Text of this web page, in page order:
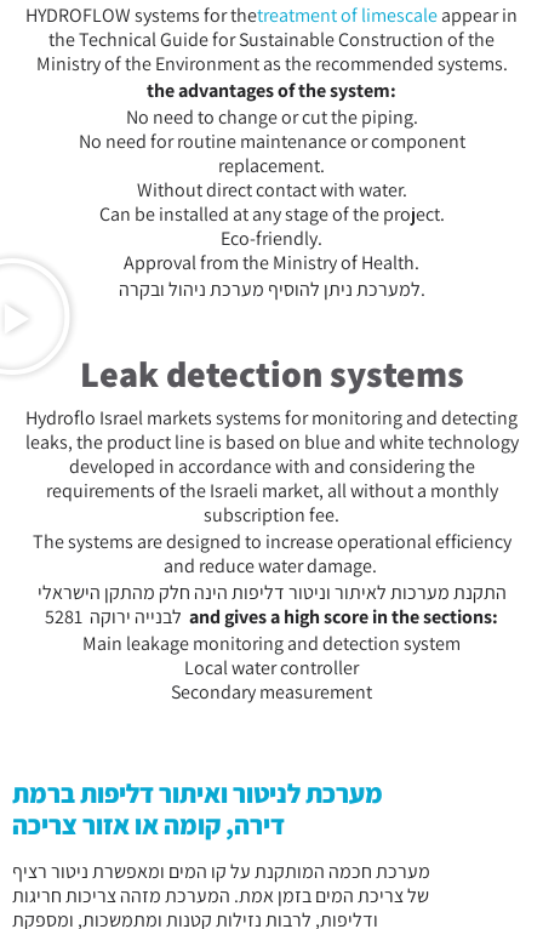
HYDROFLOW systems for thetreatment of limescaleappear in
the Technical Guide for Sustainable Construction of the
Ministry of the Environment as the recommended systems.
the advantages of the system:
No need to change or cut the piping.
No need for routine maintenance or component
replacement.
Without direct contact with water.
Can be installed at any stage of the project.
Eco-friendly.
Approval from the Ministry of Health.
למערכת ניתן להוסיף מערכת ניהול ובקרה.
Leak detection systems
Hydroflo Israel markets systems for monitoring and detecting
leaks, the product line is based on blue and white technology
developed in accordance with and considering the
requirements of the Israeli market, all without a monthly
subscription fee.
The systems are designed to increase operational efficiency
and reduce water damage.
התקנת מערכות לאיתור וניטור דליפות הינה חלק מהתקן הישראלי
לבנייה ירוקה 5281 and gives a high score in the sections:
Main leakage monitoring and detection system
Local water controller
Secondary measurement
מערכת לניטור ואיתור דליפות ברמת
דירה, קומה או אזור צריכה
מערכת חכמה המותקנת על קו המים ומאפשרת ניטור רציף
של צריכת המים בזמן אמת. המערכת מזהה צריכות חריגות
ודליפות, לרבות נזילות קטנות ומתמשכות, ומספקת